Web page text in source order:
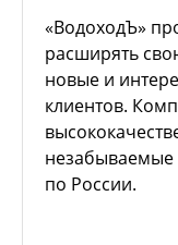
«ВодоходЪ»
расширять
новые и
клиентов.
незабываемые
по России.